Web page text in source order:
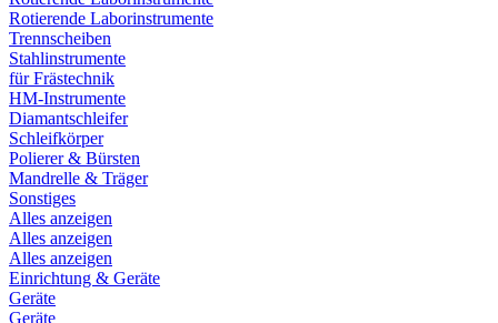
Rotierende Laborinstrumente
Trennscheiben
Stahlinstrumente
für Frästechnik
HM-Instrumente
Diamantschleifer
Schleifkörper
Polierer & Bürsten
Mandrelle & Träger
Sonstiges
Alles anzeigen
Alles anzeigen
Alles anzeigen
Einrichtung & Geräte
Geräte
Geräte